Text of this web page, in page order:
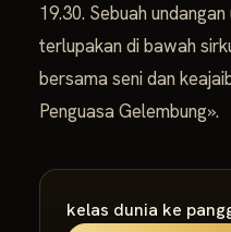
19.30. Sebuah
terlupakan di bawah
bersama seni dan
Penguasa Gelembung».
kelas dunia ke